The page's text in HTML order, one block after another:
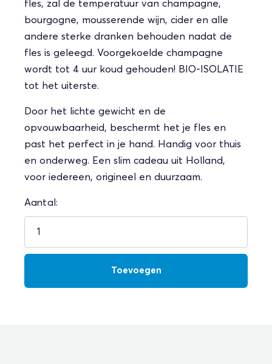
fles, zal de temperatuur van champagne,
bourgogne, mousserende wijn, cider en alle
andere sterke dranken behouden nadat de
fles is geleegd. Voorgekoelde champagne
wordt tot 4 uur koud gehouden! BIO-ISOLATIE
tot het uiterste.
Door het lichte gewicht en de
opvouwbaarheid, beschermt het je fles en
past het perfect in je hand. Handig voor thuis
en onderweg. Een slim cadeau uit Holland,
voor iedereen, origineel en duurzaam.
Aantal: